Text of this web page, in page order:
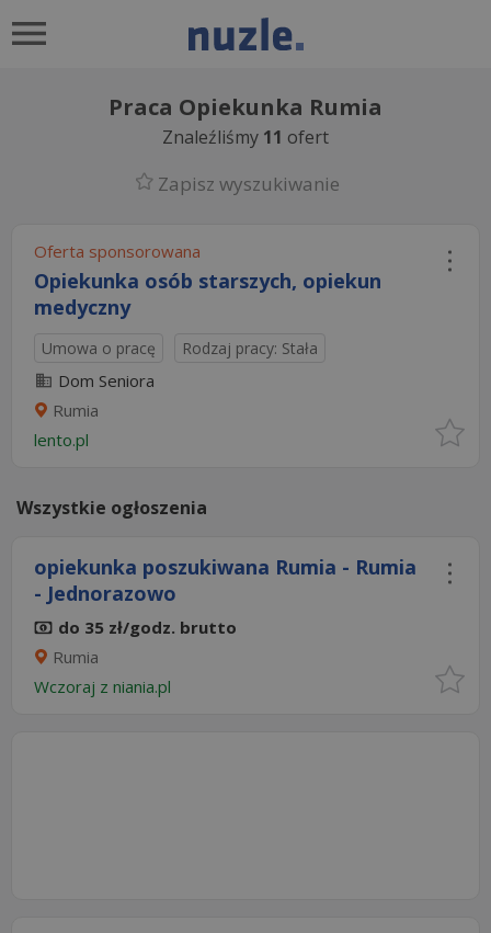
Praca Opiekunka Rumia
Znaleźliśmy 11 ofert
Zapisz wyszukiwanie
Oferta sponsorowana
Opiekunka osób starszych, opiekun
medyczny
Umowa o pracę Rodzaj pracy: Stała
Dom Seniora
Rumia
lento.pl
Wszystkie ogłoszenia
opiekunka poszukiwana Rumia - Rumia
- Jednorazowo
do 35 zł/godz. brutto
Rumia
Wczoraj z niania.pl